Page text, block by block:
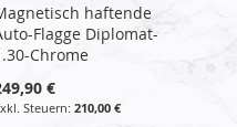
haftende
Flagge Diplomat-
Chrome
€
210,00 €